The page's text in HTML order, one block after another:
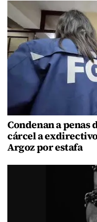
Condenan a penas
cárcel a
Argoz por estafa